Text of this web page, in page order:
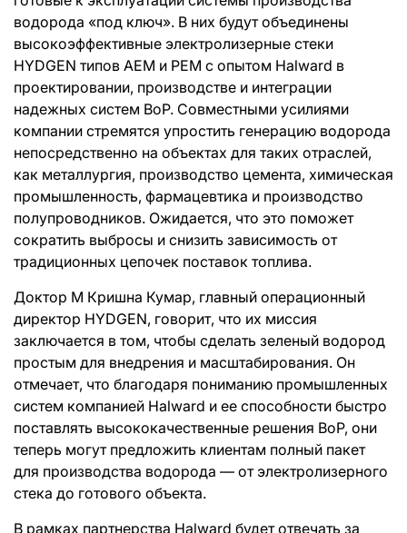
водорода «под ключ». В них будут объединены
высокоэффективные электролизерные стеки
HYDGEN типов AEM и PEM с опытом Halward в
проектировании, производстве и интеграции
надежных систем BoP. Совместными усилиями
компании стремятся упростить генерацию водорода
непосредственно на объектах для таких отраслей,
как металлургия, производство цемента, химическая
промышленность, фармацевтика и производство
полупроводников. Ожидается, что это поможет
сократить выбросы и снизить зависимость от
традиционных цепочек поставок топлива.
Доктор М Кришна Кумар, главный операционный
директор HYDGEN, говорит, что их миссия
заключается в том, чтобы сделать зеленый водород
простым для внедрения и масштабирования. Он
отмечает, что благодаря пониманию промышленных
систем компанией Halward и ее способности быстро
поставлять высококачественные решения BoP, они
теперь могут предложить клиентам полный пакет
для производства водорода — от электролизерного
стека до готового объекта.
В рамках партнерства Halward будет отвечать за